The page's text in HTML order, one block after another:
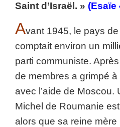
Saint d’Israël. » (Esaïe
Avant 1945, le pays
comptait environ un
parti communiste.
de membres a grimpé à
avec l’aide de Moscou.
Michel de Roumanie
alors que sa reine